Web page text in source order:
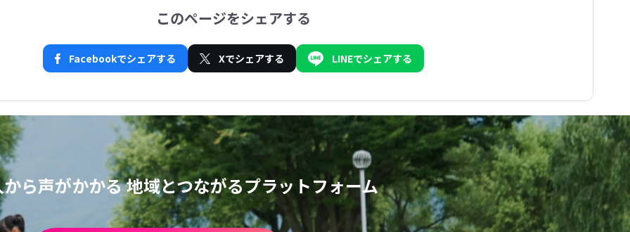
このページをシェアする
Facebookでシェアする Xでシェアする LINEでシェアする
ら声がかかる地域とつながるプラットフォーム